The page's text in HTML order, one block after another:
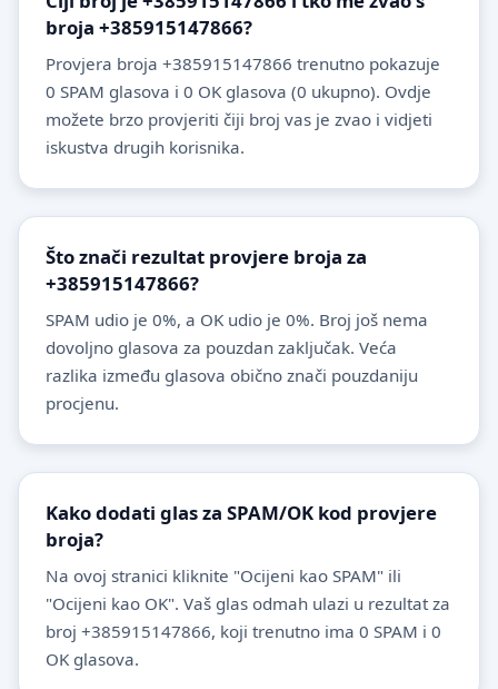
broja +385915147866?
Provjera broja +385915147866 trenutno pokazuje
0 SPAM glasova i 0 OK glasova (0 ukupno). Ovdje
možete brzo provjeriti čiji broj vas je zvao i vidjeti
iskustva drugih korisnika.
Što znači rezultat provjere broja za
+385915147866?
SPAM udio je 0%, a OK udio je 0%. Broj još nema
dovoljno glasova za pouzdan zaključak. Veća
razlika između glasova obično znači pouzdaniju
procjenu.
Kako dodati glas za SPAM/OK kod provjere
broja?
Na ovoj stranici kliknite "Ocijeni kao SPAM" ili
"Ocijeni kao OK". Vaš glas odmah ulazi u rezultat za
broj +385915147866, koji trenutno ima 0 SPAM i 0
OK glasova.